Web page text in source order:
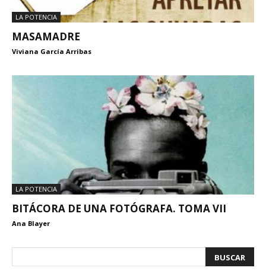
LA POTENCIA
MASAMADRE
Viviana García Arribas
LA POTENCIA
BITÁCORA DE UNA FOTÓGRAFA. TOMA VII
Ana Blayer